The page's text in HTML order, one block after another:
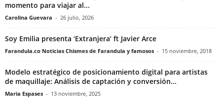
momento para viajar al...
Carolina Guevara - 26 julio, 2026
Soy Emilia presenta ‘Extranjera’ ft Javier Arce
Farandula.co Noticias Chismes de Farandula y famosos - 15 noviembre, 2018
Modelo estratégico de posicionamiento digital para artistas
de maquillaje: Análisis de captación y conversión...
Maria Espases - 13 noviembre, 2025